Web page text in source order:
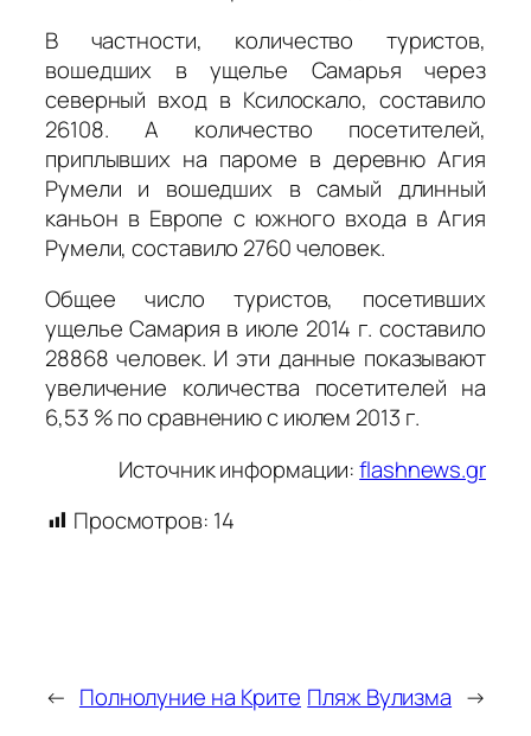
В частности, количество туристов,
вошедших в ущелье Самарья через
северный вход в Ксилоскало, составило
26108. А количество посетителей,
приплывших на пароме в деревню Агия
Румели и вошедших в самый длинный
каньон в Европе с южного входа в Агия
Румели, составило 2760 человек.
Общее число туристов, посетивших
ущелье Самария в июле 2014 г. составило
28868 человек. И эти данные показывают
увеличение количества посетителей на
6,53 % по сравнению с июлем 2013 г.
Источник информации:flashnews.gr
Просмотров: 14
← Полнолуние на Крите Пляж Вулизма →